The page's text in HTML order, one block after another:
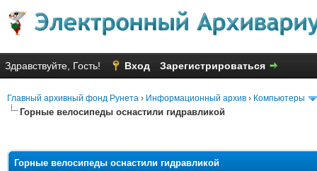
Здравствуйте, Гость! Вход Зарегистрироваться
Главный архивный фонд Рунета › Информационный архив › Компьютеры
Горные велосипеды оснастили гидравликой
Горные велосипеды оснастили гидравликой